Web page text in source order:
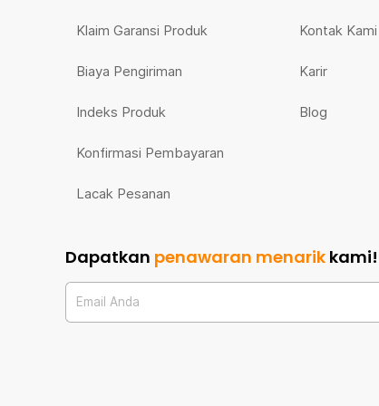
Klaim Garansi Produk
Biaya Pengiriman
Indeks Produk
Konfirmasi Pembayaran
Lacak Pesanan
Kontak Kami
Karir
Blog
Dapatkan penawaran menarik kami!
Email Anda